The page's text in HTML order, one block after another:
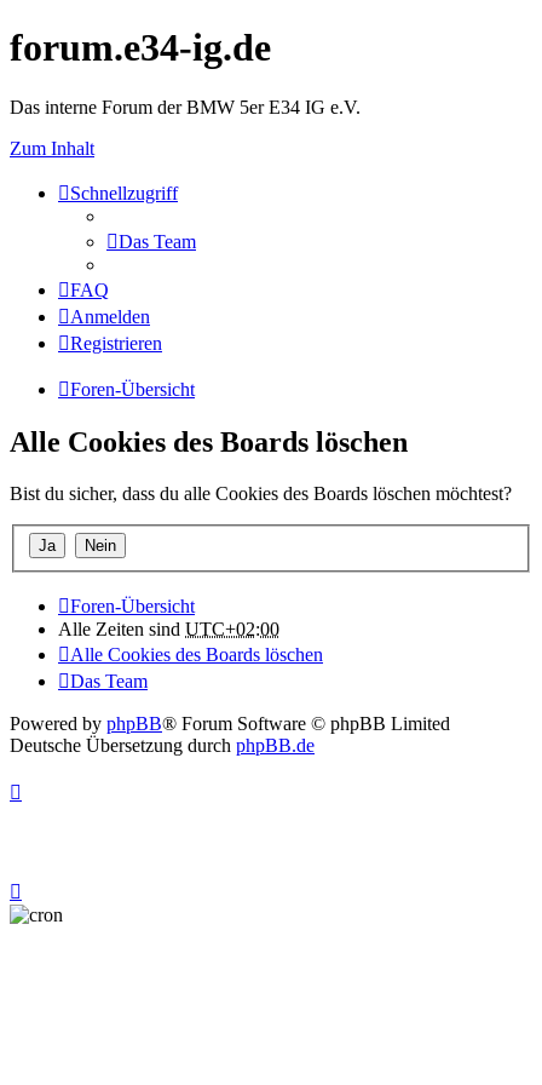
forum.e34-ig.de
Das interne Forum der BMW 5er E34 IG e.V.
Zum Inhalt
Schnellzugriff
Das Team
FAQ
Anmelden
Registrieren
Foren-Übersicht
Alle Cookies des Boards löschen
Bist du sicher, dass du alle Cookies des Boards löschen möchtest?
Foren-Übersicht
Alle Zeiten sind UTC+02:00
Alle Cookies des Boards löschen
Das Team
Powered by phpBB® Forum Software © phpBB Limited
Deutsche Übersetzung durch phpBB.de